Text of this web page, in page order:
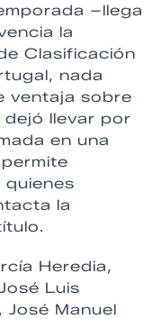
–llega
la
Clasificación
nada
ventaja sobre
llevar por
en una
la
Heredia,
Luis
José Manuel